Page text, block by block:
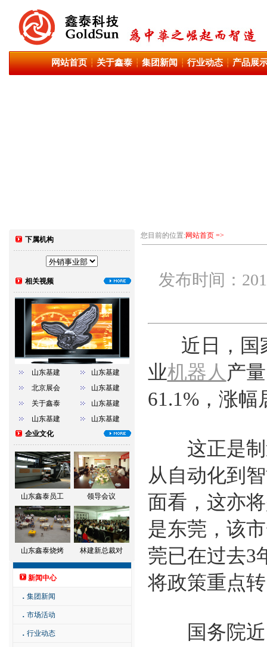
网站首页┆关于鑫泰┆集团新闻┆行业动态┆产品展
下属机构
相关视频
山东基建
北京展会
关于鑫泰
山东基建
山东基建
山东基建
山东基建
山东基建
企业文化
山东鑫泰员工 领导会议
山东鑫泰烧烤 林建新总裁对
新闻中心
． 集团新闻
． 市场活动
． 行业动态
您目前的位置:网站首页 =>
发布时间：
近日，国
业机器人 产
61.1%，涨
这正是制
从自动化到
面看，这亦
是东莞，该
莞已在过去3
将政策重点
国务院近